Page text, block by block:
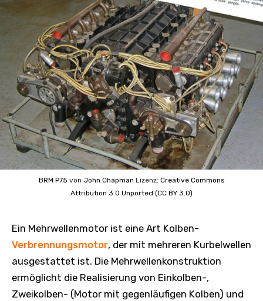
BRM P75 von John Chapman Lizenz: Creative Commons
Attribution 3.0 Unported (CC BY 3.0)
Ein Mehrwellenmotor ist eine Art Kolben-
Verbrennungsmotor, der mit mehreren Kurbelwellen
ausgestattet ist. Die Mehrwellenkonstruktion
ermöglicht die Realisierung von Einkolben-,
Zweikolben- (Motor mit gegenläufigen Kolben) und